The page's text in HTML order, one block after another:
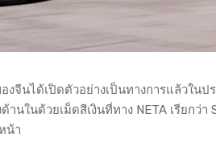
งจีนได้เปิดตัวอย่างเป็นทางการแล้วใ
ในด้วยเม็ดสีเงินที่ทาง NETA เรียกว่
น้า